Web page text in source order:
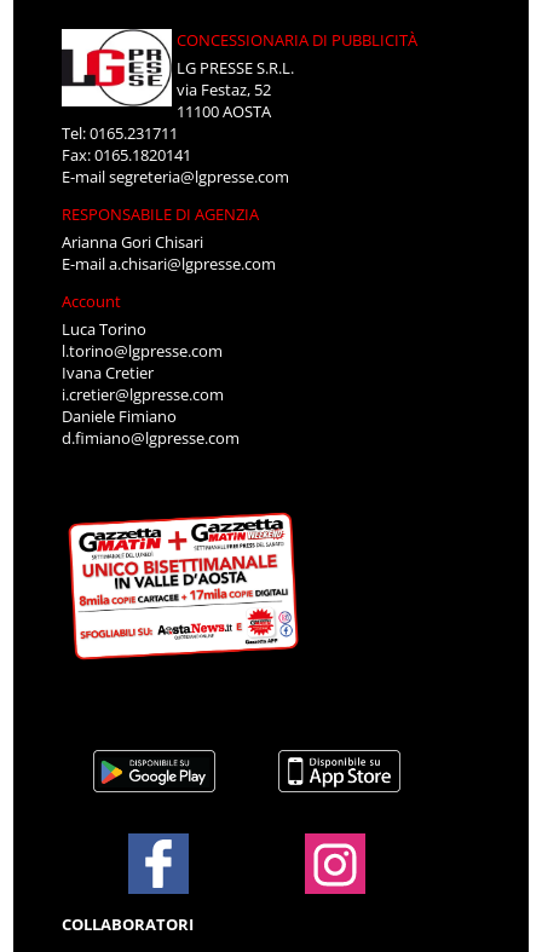
CONCESSIONARIA DI PUBBLICITÀ
LG PRESSE S.R.L.
via Festaz, 52
11100 AOSTA
Tel: 0165.231711
Fax: 0165.1820141
E-mailsegreteria@lgpresse.com
RESPONSABILE DI AGENZIA
Arianna Gori Chisari
E-maila.chisari@lgpresse.com
Account
Luca Torino
l.torino@lgpresse.com
Ivana Cretier
i.cretier@lgpresse.com
Daniele Fimiano
d.fimiano@lgpresse.com
COLLABORATORI